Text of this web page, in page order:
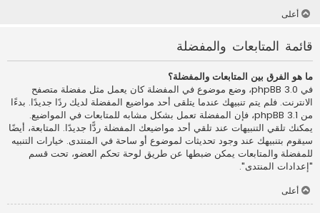
أعلى
قائمة المتابعات والمفضلة
ما هو الفرق بين المتابعات والمفضلة؟
في phpBB 3.0، وضع موضوع في المفضلة كان يعمل مثل مفضلة متصفح
الانترنت. فلم يتم تنبيهك عندما يتلقى أحد مواضيع المفضلة لديك ردًا جديدًا. بدءًا
من phpBB 3.1، فإن المفضلة تعمل بشكل مشابه للمتابعات في المواضيع.
يمكنك تلقي التنبيهات عند تلقي أحد مواضيعك المفضلة ردًّا جديدًا. المتابعة، أيضًا
سيقوم بتنبيهك عند وجود تحديثات لموضوع أو ساحة في المنتدى. خيارات التنبيه
للمفضلة والمتابعات يمكن ضبطها عن طريق لوحة تحكم العضو، تحت قسم
"إعدادات المنتدى".
أعلى